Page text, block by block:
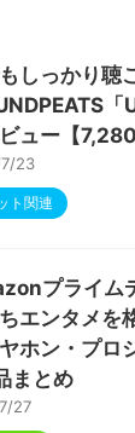
しっかり聴
「
ュー【
23
ト関連
プライ
エンタメを
ヤホン・プロ
まとめ
27